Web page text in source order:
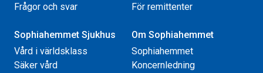
Frågor och svar
För remittenter
Sophiahemmet Sjukhus
Vård i världsklass
Säker vård
Om Sophiahemmet
Sophiahemmet
Koncernledning